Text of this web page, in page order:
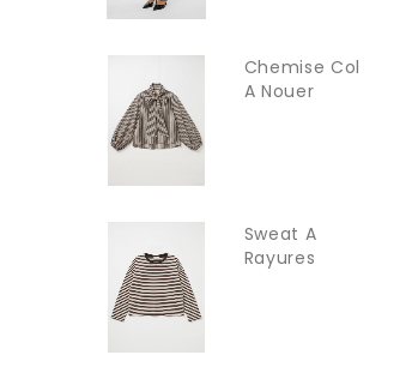
Chemise Col
A Nouer
Sweat A
Rayures